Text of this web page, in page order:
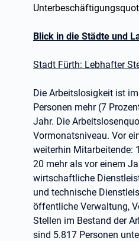
Blick in die Städte und
Stadt Fürth: Lebhafter
Die Arbeitslosigkeit ist
Personen mehr (7
Jahr. Die
Vormonatsniveau. Vor
weiterhin Mitarbeitende:
20 mehr als vor einem
wirtschaftliche
und technische
öffentliche Verwaltung,
Stellen im Bestand der
sind 5.817 Personen